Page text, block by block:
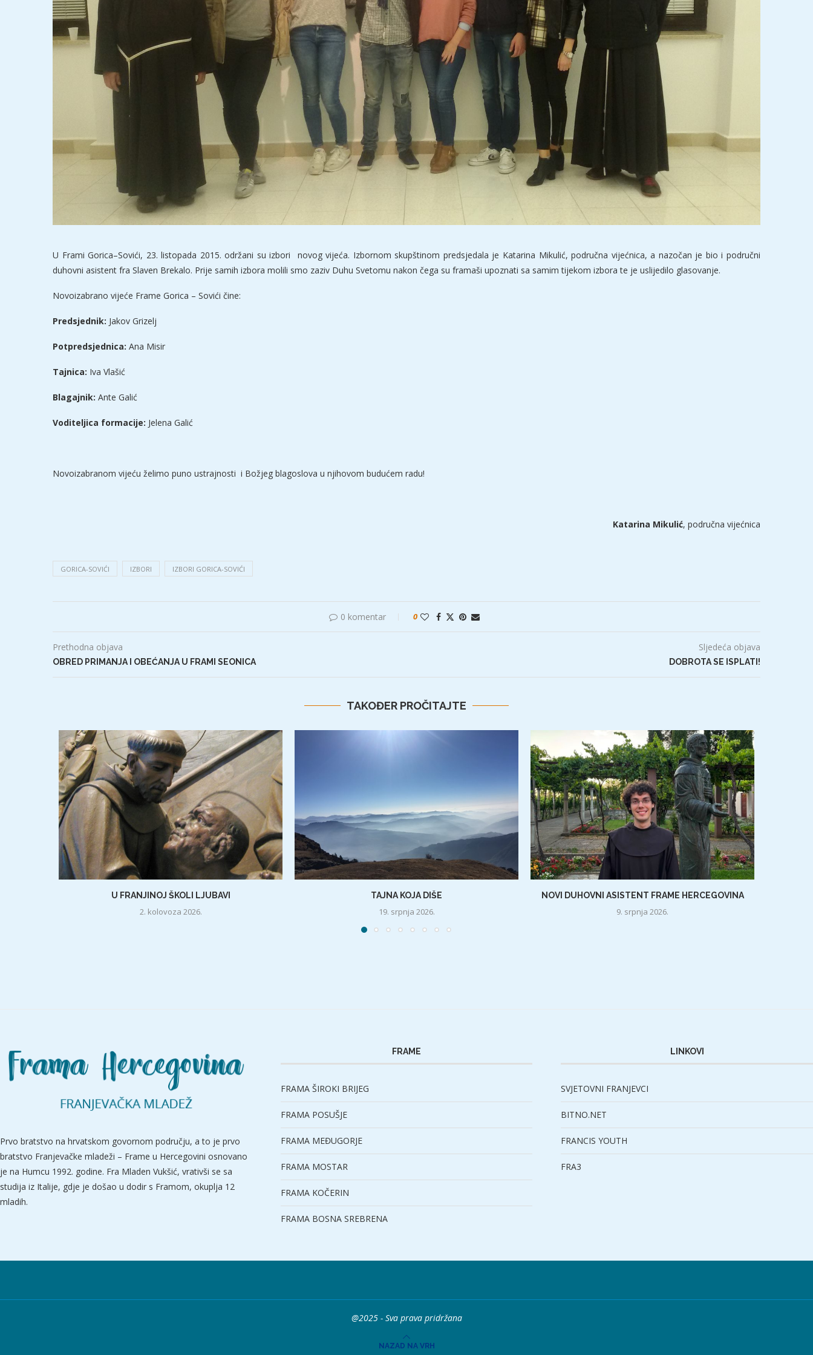
U Frami Gorica–Sovići, 23. listopada 2015. održani su izbori novog vijeća. Izbornom skupštinom predsjedala je Katarina Mikulić, područna vijećnica, a nazočan je bio i područni
duhovni asistent fra Slaven Brekalo. Prije samih izbora molili smo zaziv Duhu Svetomu nakon čega su framaši upoznati sa samim tijekom izbora te je uslijedilo glasovanje.
Novoizabrano vijeće Frame Gorica – Sovići čine:
Predsjednik: Jakov Grizelj
Potpredsjednica: Ana Misir
Tajnica: Iva Vlašić
Blagajnik: Ante Galić
Voditeljica formacije: Jelena Galić
Novoizabranom vijeću želimo puno ustrajnosti i Božjeg blagoslova u njihovom budućem radu!
Katarina Mikulić, područna vijećnica
GORICA-SOVIĆI IZBORI IZBORI GORICA-SOVIĆI
0 komentar 0
Prethodna objava
OBRED PRIMANJA I OBEĆANJA U FRAMI SEONICA
Sljedeća objava
DOBROTA SE ISPLATI!
TAKOĐER PROČITAJTE
U FRANJINOJ ŠKOLI LJUBAVI
2. kolovoza 2026.
TAJNA KOJA DIŠE
19. srpnja 2026.
NOVI DUHOVNI ASISTENT FRAME HERCEGOVINA
9. srpnja 2026.
Prvo bratstvo na hrvatskom govornom području, a to je prvo
bratstvo Franjevačke mladeži – Frame u Hercegovini osnovano
je na Humcu 1992. godine. Fra Mladen Vukšić, vrativši se sa
studija iz Italije, gdje je došao u dodir s Framom, okuplja 12
mladih.
FRAME
FRAMA ŠIROKI BRIJEG
FRAMA POSUŠJE
FRAMA MEĐUGORJE
FRAMA MOSTAR
FRAMA KOČERIN
FRAMA BOSNA SREBRENA
LINKOVI
SVJETOVNI FRANJEVCI
BITNO.NET
FRANCIS YOUTH
FRA3
@2025 - Sva prava pridržana
NAZAD NA VRH